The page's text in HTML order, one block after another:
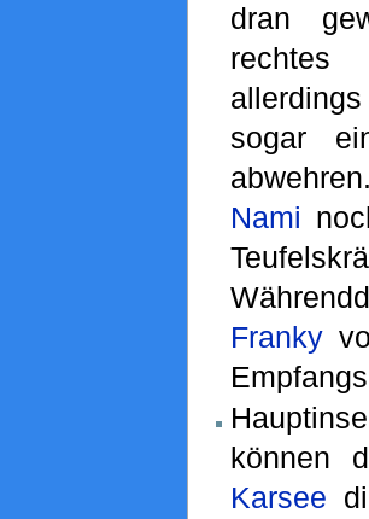
dran
rechtes
sogar
Nami
Franky
können
Karsee